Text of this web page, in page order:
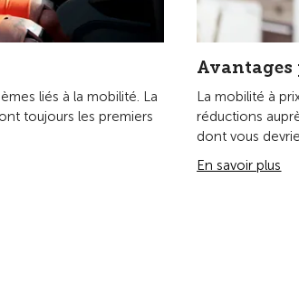
liés à la mobilité. La
toujours les premiers
Avantages
La mobilité à
réductions
dont vous
En savoir plus